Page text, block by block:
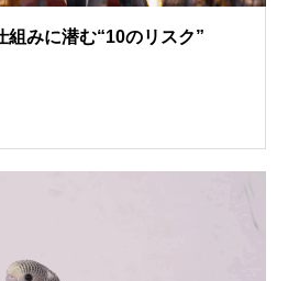
みに潜む“10のリスク”